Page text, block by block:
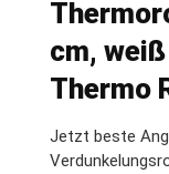
cm,
Thermo
Jetzt beste